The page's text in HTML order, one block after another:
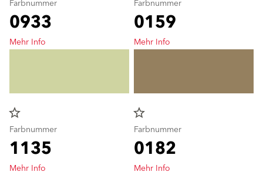
Farbnummer
0933
Mehr Info
star_border
Farbnummer
1135
Mehr Info
Farbnummer
0159
Mehr Info
star_border
Farbnummer
0182
Mehr Info